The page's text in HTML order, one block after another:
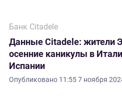
Банк Citadele
Данные Citadele: жители
осенние каникулы в
Испании
Опубликовано 11:55 7 ноября